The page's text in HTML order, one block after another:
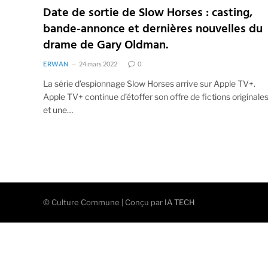
Date de sortie de Slow Horses : casting,
bande-annonce et dernières nouvelles du
drame de Gary Oldman.
ERWAN 24 mars 2022 0
La série d’espionnage Slow Horses arrive sur Apple TV+.
Apple TV+ continue d’étoffer son offre de fictions originales
et une…
© Culture Commune | Conçu par IA TECH